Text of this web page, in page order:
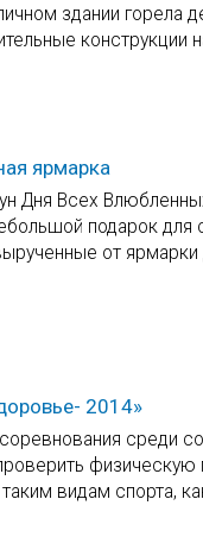
здании горела
конструкции
ярмарка
Дня Всех
подарок
от
2014»
среди
видам спорта,